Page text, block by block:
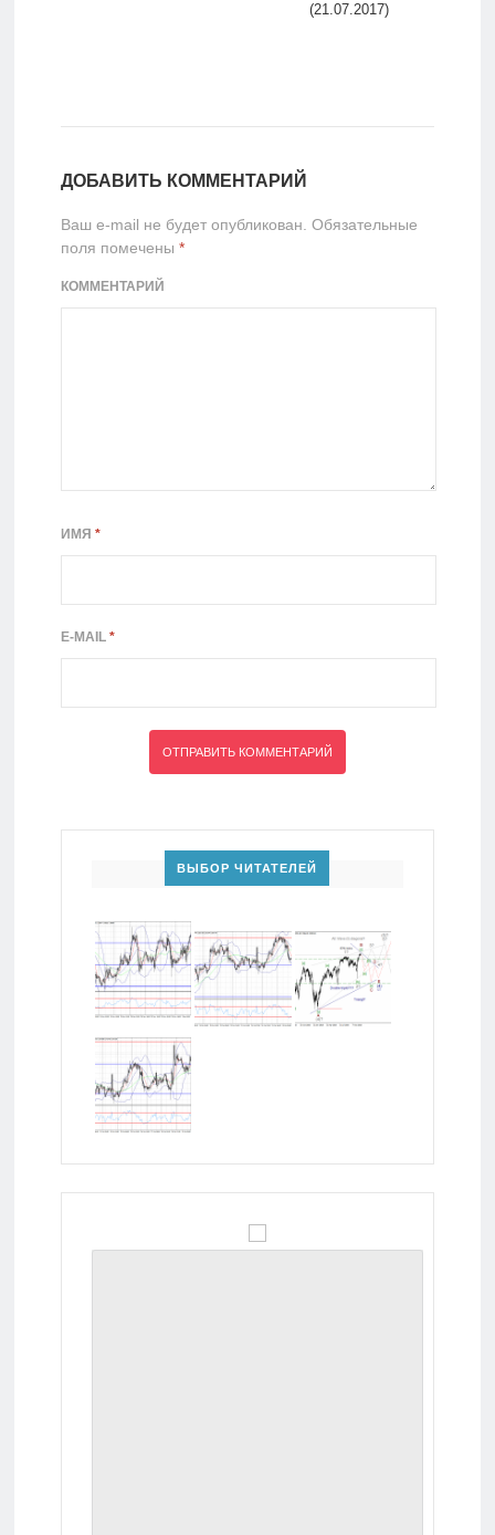
(21.07.2017)
ДОБАВИТЬ КОММЕНТАРИЙ
Ваш e-mail не будет опубликован. Обязательные
поля помечены *
КОММЕНТАРИЙ
ИМЯ *
E-MAIL *
ВЫБОР ЧИТАТЕЛЕЙ